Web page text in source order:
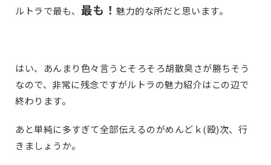
ルトラで最も、 最も！ 魅力的な所だと思います。
はい、あんまり色々言うとそろそろ胡散臭さが勝ちそう
なので、非常に残念ですがルトラの魅力紹介はこの辺で
終わります。
あと単純に多すぎて全部伝えるのがめんどｋ(殴)次、行
きましょうか。